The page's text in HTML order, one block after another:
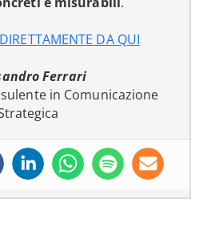
DA QUI
Ferrari
in Comunicazione